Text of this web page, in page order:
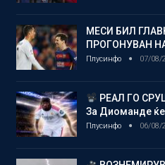
МЕСИ БИЛ
ПРОГОНУВАН
Плусинфо 07/08/
РЕАЛ ГО
За Диоманде
Плусинфо 06/08/